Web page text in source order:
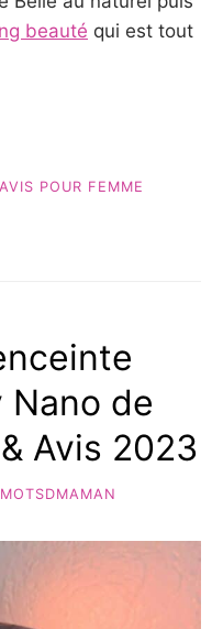
beauté qui est tout
POUR FEMME
de
Avis 2023
MOTSDMAMAN